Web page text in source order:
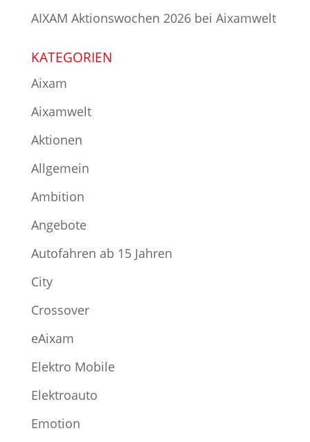
AIXAM Aktionswochen 2026 bei Aixamwelt
KATEGORIEN
Aixam
Aixamwelt
Aktionen
Allgemein
Ambition
Angebote
Autofahren ab 15 Jahren
City
Crossover
eAixam
Elektro Mobile
Elektroauto
Emotion